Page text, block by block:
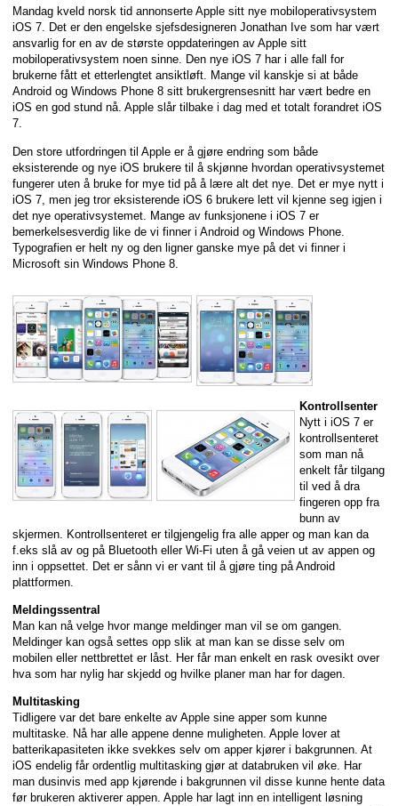
Mandag kveld norsk tid annonserte Apple sitt nye mobiloperativsystem
iOS 7. Det er den engelske sjefsdesigneren Jonathan Ive som har vært
ansvarlig for en av de største oppdateringen av Apple sitt
mobiloperativsystem noen sinne. Den nye iOS 7 har i alle fall for
brukerne fått et etterlengtet ansiktløft. Mange vil kanskje si at både
Android og Windows Phone 8 sitt brukergrensesnitt har vært bedre en
iOS en god stund nå. Apple slår tilbake i dag med et totalt forandret iOS
7.
Den store utfordringen til Apple er å gjøre endring som både
eksisterende og nye iOS brukere til å skjønne hvordan operativsystemet
fungerer uten å bruke for mye tid på å lære alt det nye. Det er mye nytt i
iOS 7, men jeg tror eksisterende iOS 6 brukere lett vil kjenne seg igjen i
det nye operativsystemet. Mange av funksjonene i iOS 7 er
bemerkelsesverdig like de vi finner i Android og Windows Phone.
Typografien er helt ny og den ligner ganske mye på det vi finner i
Microsoft sin Windows Phone 8.
Kontrollsenter
Nytt i iOS 7 er
kontrollsenteret
som man nå
enkelt får tilgang
til ved å dra
fingeren opp fra
bunn av
skjermen. Kontrollsenteret er tilgjengelig fra alle apper og man kan da
f.eks slå av og på Bluetooth eller Wi-Fi uten å gå veien ut av appen og
inn i oppsettet. Det er sånn vi er vant til å gjøre ting på Android
plattformen.
Meldingssentral
Man kan nå velge hvor mange meldinger man vil se om gangen.
Meldinger kan også settes opp slik at man kan se disse selv om
mobilen eller nettbrettet er låst. Her får man enkelt en rask ovesikt over
hva som har nylig har skjedd og hvilke planer man har for dagen.
Multitasking
Tidligere var det bare enkelte av Apple sine apper som kunne
multitaske. Nå har alle appene denne muligheten. Apple lover at
batterikapasiteten ikke svekkes selv om apper kjører i bakgrunnen. At
iOS endelig får ordentlig multitasking gjør at databruken vil øke. Har
man dusinvis med app kjørende i bakgrunnen vil disse kunne hente data
før brukeren aktiverer appen. Apple har lagt inn en intelligent løsning